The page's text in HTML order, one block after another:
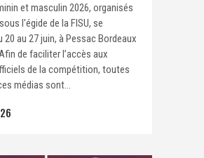
et masculin 2026, organisés
l'égide de la FISU, se
20 au 27 juin, à Pessac Bordeaux
de faciliter l’accès aux
de la compétition, toutes
médias sont...